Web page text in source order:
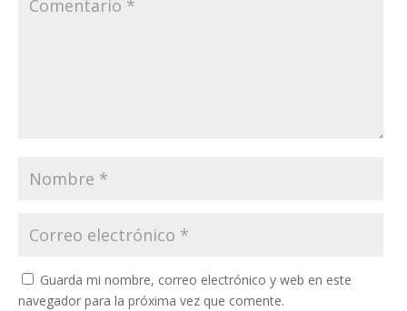
Guarda mi nombre, correo electrónico y web en este
navegador para la próxima vez que comente.